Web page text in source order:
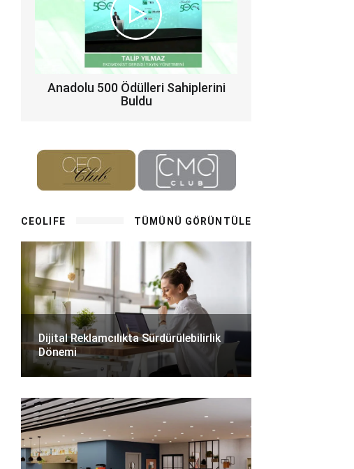
Anadolu 500 Ödülleri Sahiplerini
Buldu
CEOLIFE TÜMÜNÜ GÖRÜNTÜLE
Dijital Reklamcılıkta Sürdürülebilirlik
Dönemi